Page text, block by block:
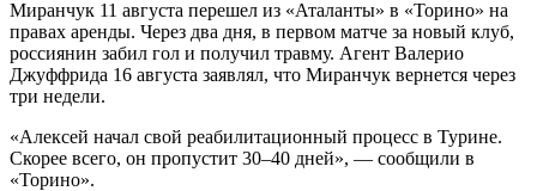
Миранчук 11 августа перешел из «Аталанты» в «Торино» на
правах аренды. Через два дня, в первом матче за новый клуб,
россиянин забил гол и получил травму. Агент Валерио
Джуффрида 16 августа заявлял, что Миранчук вернется через
три недели.
«Алексей начал свой реабилитационный процесс в Турине.
Скорее всего, он пропустит 30–40 дней», — сообщили в
«Торино».